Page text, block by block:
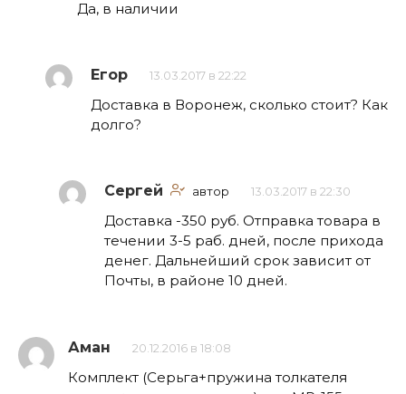
Да, в наличии
Егор 13.03.2017 в 22:22
Доставка в Воронеж, сколько стоит? Как
долго?
Сергей автор 13.03.2017 в 22:30
Доставка -350 руб. Отправка товара в
течении 3-5 раб. дней, после прихода
денег. Дальнейший срок зависит от
Почты, в районе 10 дней.
Аман 20.12.2016 в 18:08
Комплект (Серьга+пружина толкателя